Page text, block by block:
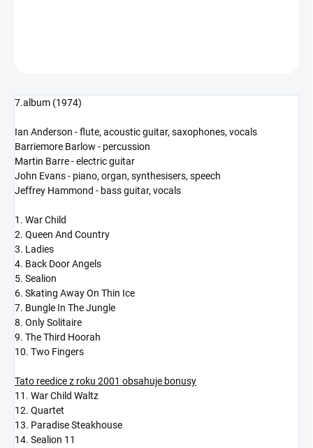
7.album (1974)
Ian Anderson - flute, acoustic guitar, saxophones, vocals
Barriemore Barlow - percussion
Martin Barre - electric guitar
John Evans - piano, organ, synthesisers, speech
Jeffrey Hammond - bass guitar, vocals
1. War Child
2. Queen And Country
3. Ladies
4. Back Door Angels
5. Sealion
6. Skating Away On Thin Ice
7. Bungle In The Jungle
8. Only Solitaire
9. The Third Hoorah
10. Two Fingers
Tato reedice z roku 2001 obsahuje bonusy
11. War Child Waltz
12. Quartet
13. Paradise Steakhouse
14. Sealion 11